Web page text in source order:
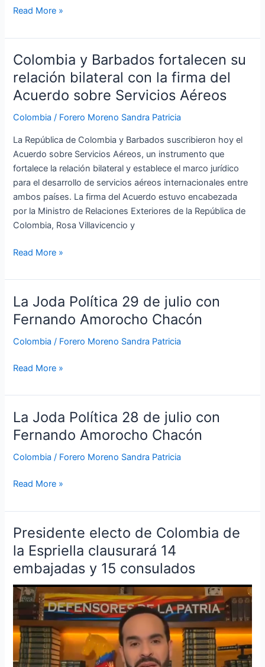
Read More »
Colombia y Barbados fortalecen su
relación bilateral con la firma del
Acuerdo sobre Servicios Aéreos
Colombia / Forero Moreno Sandra Patricia
La República de Colombia y Barbados suscribieron hoy el
Acuerdo sobre Servicios Aéreos, un instrumento que
fortalece la relación bilateral y establece el marco jurídico
para el desarrollo de servicios aéreos internacionales entre
ambos países. La firma del Acuerdo estuvo encabezada
por la Ministro de Relaciones Exteriores de la República de
Colombia, Rosa Villavicencio y
Colombia
y
Barbados
fortalecen
su
bilateral
con
la
firma
del
Acuerdo
sobre
Aéreos
Read More »
La Joda Política 29 de julio con
Fernando Amorocho Chacón
Colombia / Forero Moreno Sandra Patricia
La
Joda
Política
29
julio
Fernando
Amorocho
Chacón
Read More »
La Joda Política 28 de julio con
Fernando Amorocho Chacón
Colombia / Forero Moreno Sandra Patricia
La
Joda
Política
28
julio
Fernando
Amorocho
Chacón
Read More »
Presidente electo de Colombia de
la Espriella clausurará 14
embajadas y 15 consulados
Presidente
electo
de
Colombia
de
la
Espriella
clausurará
14
embajadas